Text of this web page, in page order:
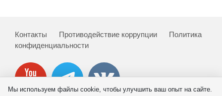
Проблемы прогнозирования
О журнале
Номера журналов
Контакты Противодействие коррупции
Политика
конфиденциальности
Мы используем файлы cookie, чтобы улучшить ваш опыт на сайте.